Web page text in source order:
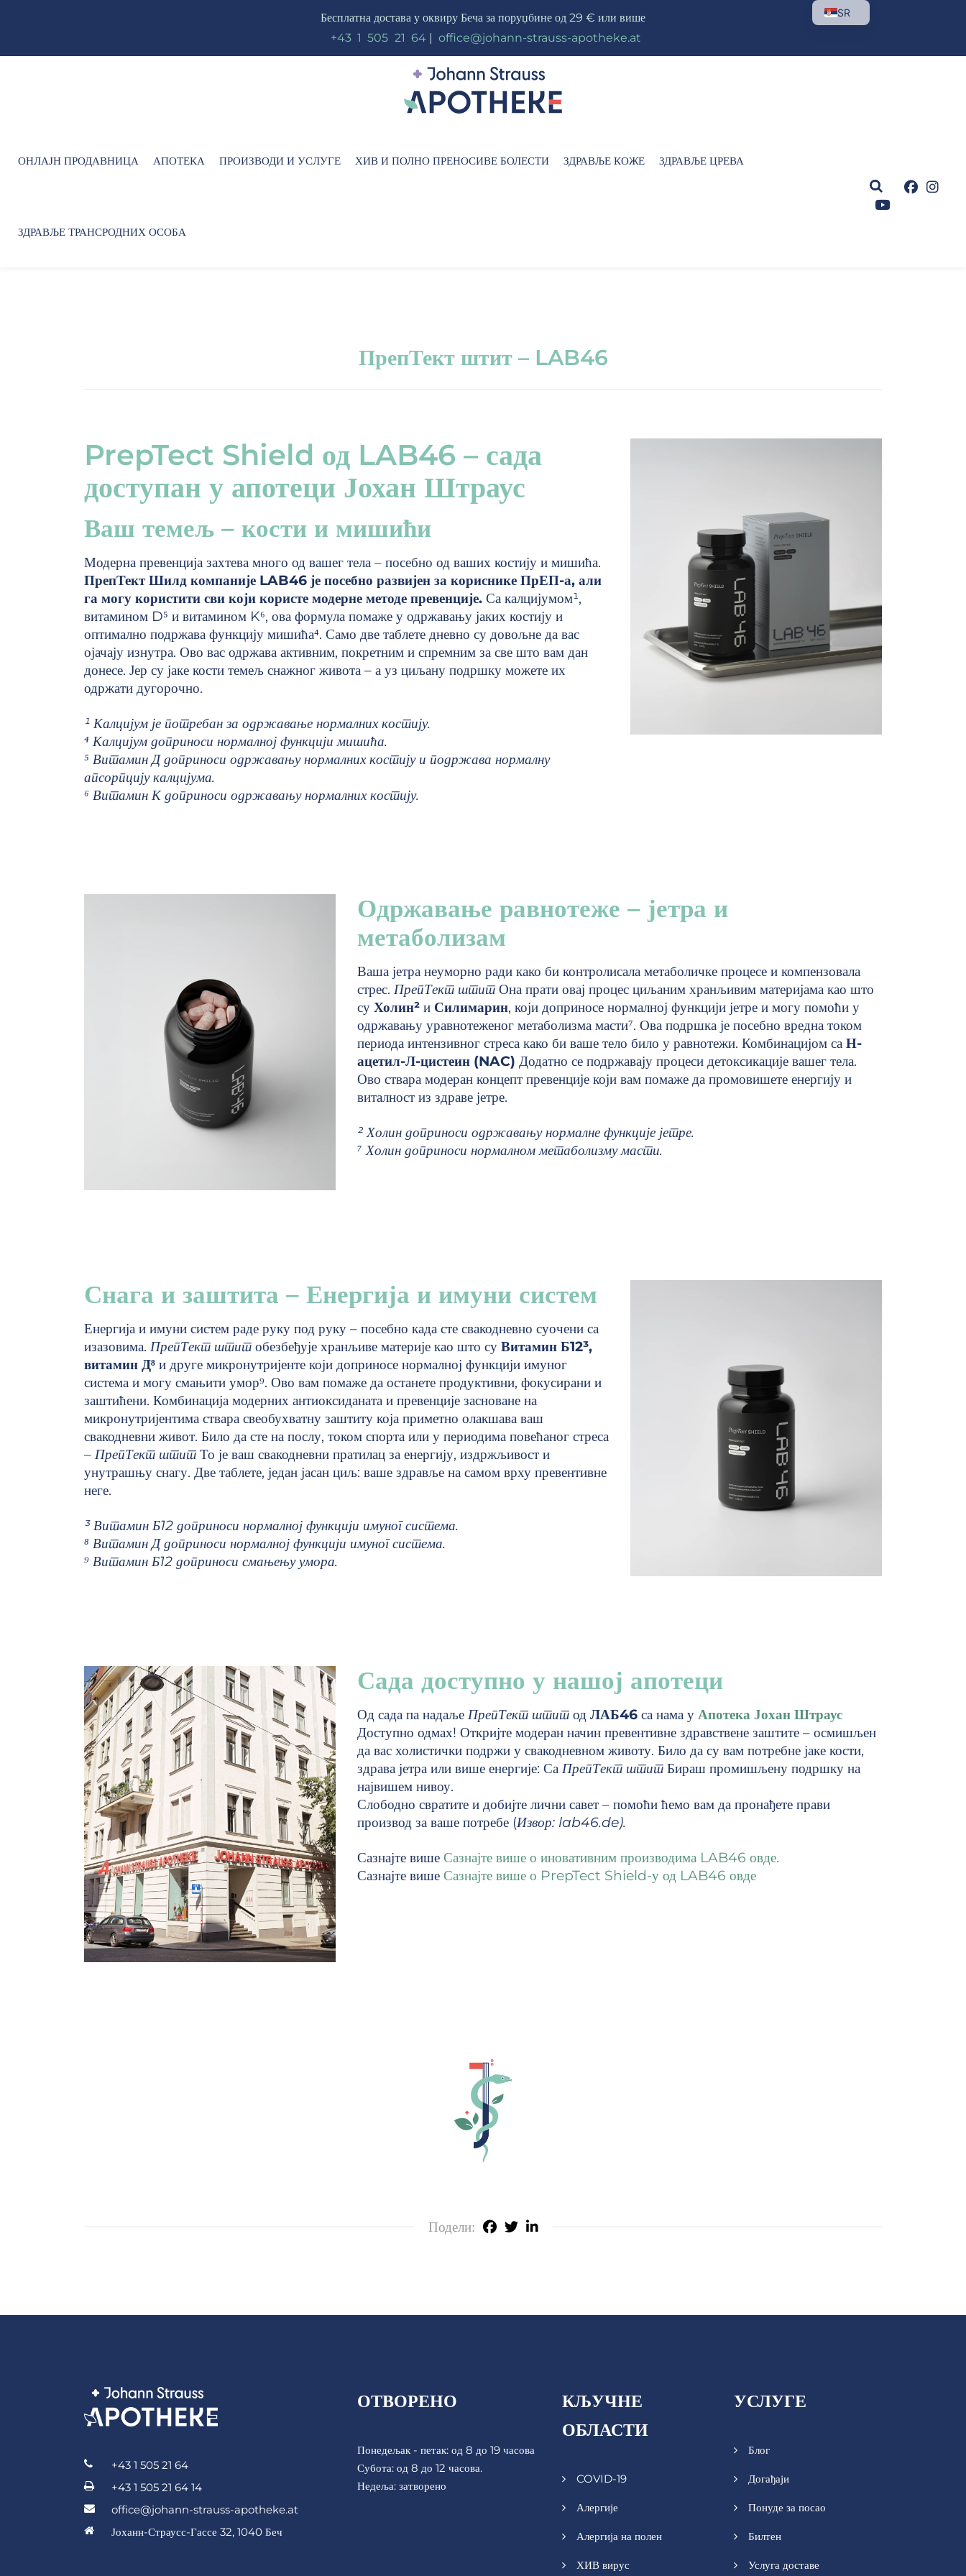
Бесплатна достава у оквиру Беча за поруџбине од 29 € или више
+43 1 505 21 64 office@johann-strauss-apotheke.at
ОНЛАЈН ПРОДАВНИЦА АПОТЕКА ПРОИЗВОДИ И УСЛУГЕ ХИВ И ПОЛНО ПРЕНОСИВЕ БОЛЕСТИ ЗДРАВЉЕ КОЖЕ ЗДРАВЉЕ ЦРЕВА
ЗДРАВЉЕ ТРАНСРОДНИХ ОСОБА
ПрепТект штит – LAB46
PrepTect Shield од LAB46 – сада
доступан у апотеци Јохан Штраус
Ваш темељ – кости и мишићи
Модерна превенција захтева много од вашег тела – посебно од ваших костију и мишића.
ПрепТект Шилд компаније LAB46 је посебно развијен за кориснике ПрЕП-а, али
га могу користити сви који користе модерне методе превенције. Са калцијумом¹,
витамином D⁵ и витамином K⁶, ова формула помаже у одржавању јаких костију и
оптимално подржава функцију мишића⁴. Само две таблете дневно су довољне да вас
ојачају изнутра. Ово вас одржава активним, покретним и спремним за све што вам дан
донесе. Јер су јаке кости темељ снажног живота – а уз циљану подршку можете их
одржати дугорочно.
¹ Калцијум је потребан за одржавање нормалних костију.
⁴ Калцијум доприноси нормалној функцији мишића.
⁵ Витамин Д доприноси одржавању нормалних костију и подржава нормалну
апсорпцију калцијума.
⁶ Витамин К доприноси одржавању нормалних костију.
Одржавање равнотеже – јетра и
метаболизам
Ваша јетра неуморно ради како би контролисала метаболичке процесе и компензовала
стрес. ПрепТект штит Она прати овај процес циљаним хранљивим материјама као што
су Холин² и Силимарин, који доприносе нормалној функцији јетре и могу помоћи у
одржавању уравнотеженог метаболизма масти⁷. Ова подршка је посебно вредна током
периода интензивног стреса како би ваше тело било у равнотежи. Комбинацијом са Н-
ацетил-Л-цистеин (NAC) Додатно се подржавају процеси детоксикације вашег тела.
Ово ствара модеран концепт превенције који вам помаже да промовишете енергију и
виталност из здраве јетре.
² Холин доприноси одржавању нормалне функције јетре.
⁷ Холин доприноси нормалном метаболизму масти.
Снага и заштита – Енергија и имуни систем
Енергија и имуни систем раде руку под руку – посебно када сте свакодневно суочени са
изазовима. ПрепТект штит обезбеђује хранљиве материје као што су Витамин Б12³,
витамин Д⁸ и друге микронутријенте који доприносе нормалној функцији имуног
система и могу смањити умор⁹. Ово вам помаже да останете продуктивни, фокусирани и
заштићени. Комбинација модерних антиоксиданата и превенције засноване на
микронутријентима ствара свеобухватну заштиту која приметно олакшава ваш
свакодневни живот. Било да сте на послу, током спорта или у периодима повећаног стреса
– ПрепТект штит То је ваш свакодневни пратилац за енергију, издржљивост и
унутрашњу снагу. Две таблете, један јасан циљ: ваше здравље на самом врху превентивне
неге.
³ Витамин Б12 доприноси нормалној функцији имуног система.
⁸ Витамин Д доприноси нормалној функцији имуног система.
⁹ Витамин Б12 доприноси смањењу умора.
Сада доступно у нашој апотеци
Од сада па надаље ПрепТект штит од ЛАБ46 са нама у Апотека Јохан Штраус
Доступно одмах! Откријте модеран начин превентивне здравствене заштите – осмишљен
да вас холистички подржи у свакодневном животу. Било да су вам потребне јаке кости,
здрава јетра или више енергије: Са ПрепТект штит Бираш промишљену подршку на
највишем нивоу.
Слободно свратите и добијте лични савет – помоћи ћемо вам да пронађете прави
производ за ваше потребе (Извор: lab46.de).
Сазнајте више Сазнајте више о иновативним производима LAB46 овде.
Сазнајте више Сазнајте више о PrepTect Shield-у од LAB46 овде
Подели:
+43 1 505 21 64
+43 1 505 21 64 14
office@johann-strauss-apotheke.at
Јоханн-Страусс-Гассе 32, 1040 Беч
ОТВОРЕНО
Понедељак - петак: од 8 до 19 часова
Субота: од 8 до 12 часова.
Недеља: затворено
КЉУЧНЕ
ОБЛАСТИ
COVID-19
Алергије
Алергија на полен
ХИВ вирус
УСЛУГЕ
Блог
Догађаји
Понуде за посао
Билтен
Услуга доставе
SR